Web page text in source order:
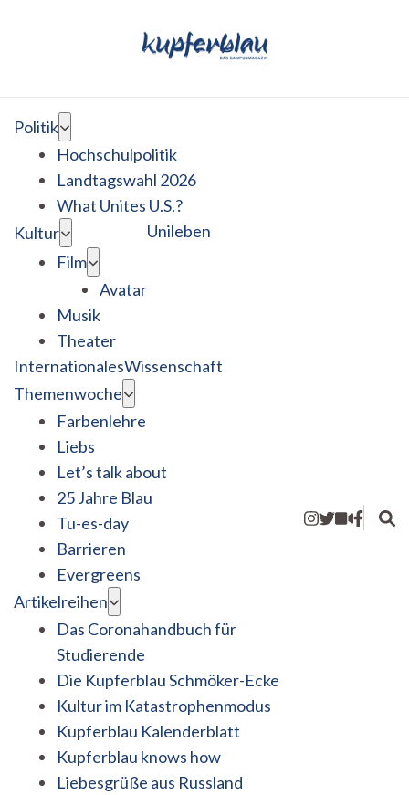
Politik
Hochschulpolitik
Landtagswahl 2026
What Unites U.S.?
Kultur
Film
Avatar
Musik
Theater
Unileben
InternationalesWissenschaft
Themenwoche
Farbenlehre
Liebs
Let’s talk about
25 Jahre Blau
Tu-es-day
Barrieren
Evergreens
Artikelreihen
Das Coronahandbuch für
Studierende
Die Kupferblau Schmöker-Ecke
Kultur im Katastrophenmodus
Kupferblau Kalenderblatt
Kupferblau knows how
Liebesgrüße aus Russland